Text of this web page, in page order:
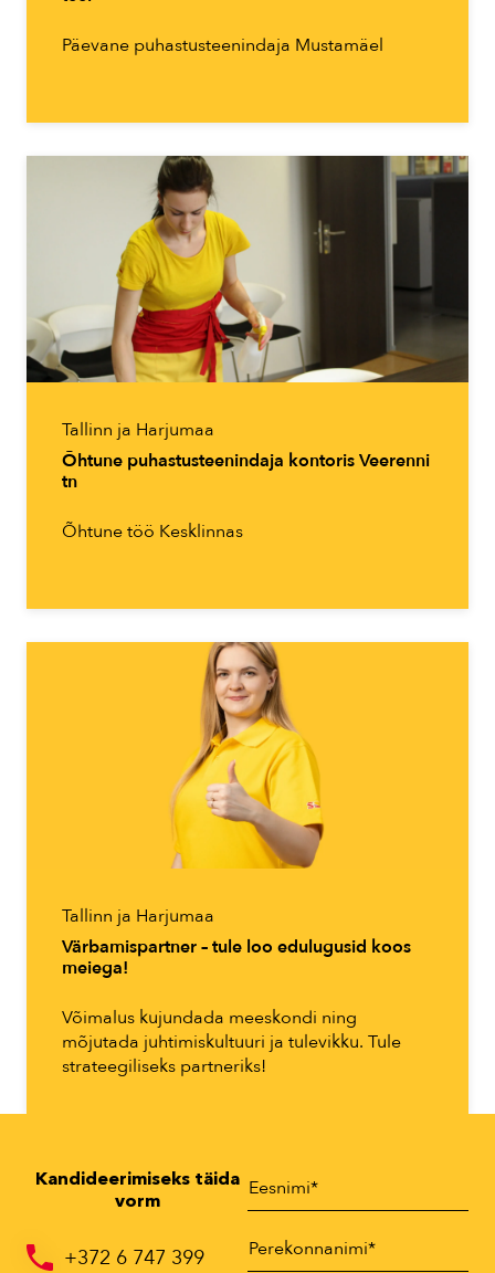
Päevane puhastusteenindaja Mustamäel
Tallinn ja Harjumaa
Õhtune puhastusteenindaja kontoris Veerenni
tn
Õhtune töö Kesklinnas
Tallinn ja Harjumaa
Värbamispartner – tule loo edulugusid koos
meiega!
Võimalus kujundada meeskondi ning
mõjutada juhtimiskultuuri ja tulevikku. Tule
strateegiliseks partneriks!
Kandideerimiseks täida
vorm
+372 6 747 399